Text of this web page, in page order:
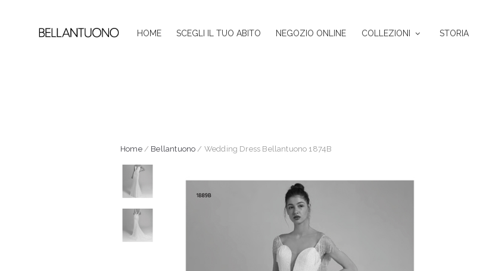
HOME SCEGLI IL TUO ABITO NEGOZIO ONLINE COLLEZIONI STORIA
Home/ Bellantuono / Wedding Dress Bellantuono 1874B